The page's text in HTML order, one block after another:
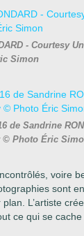
- Courtesy
Simon
de Sandrine
© Photo Éric
voire
sont
plan. L’artiste
ce qui se